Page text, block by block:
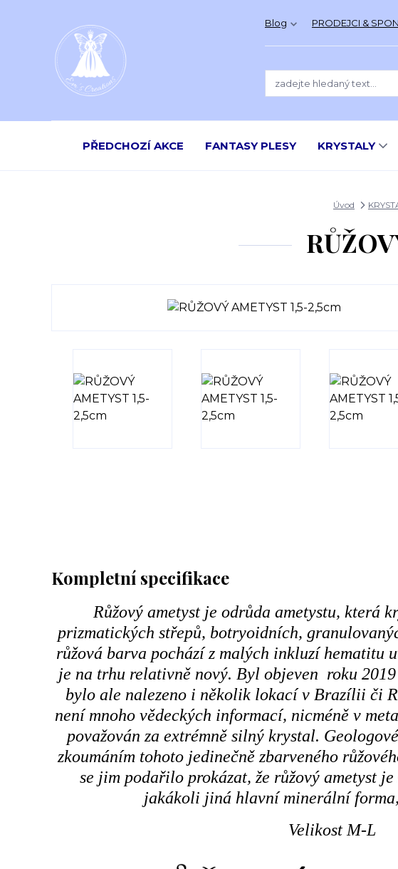
Blog PRODEJCI &
PŘEDCHOZÍ AKCE FANTASY PLESY KRYSTALY
Úvod
Kompletní specifikace
Růžový ametyst je odrůda ametystu, která
prizmatických střepů, botryoidních,
růžová barva pochází z malých inkluzí hematitu
je na trhu relativně nový. Byl objeven roku
bylo ale nalezeno i několik lokací v Brazílii či
není mnoho vědeckých informací, nicméně v
považován za extrémně silný krystal.
zkoumáním tohoto jedinečně zbarveného
se jim podařilo prokázat, že růžový ametyst je
jakákoli jiná hlavní minerální
Velikost M-L